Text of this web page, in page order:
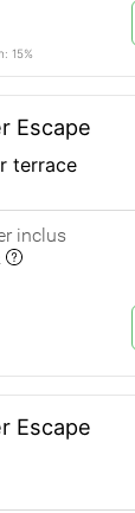
15%
Escape
terrace
inclus
Escape